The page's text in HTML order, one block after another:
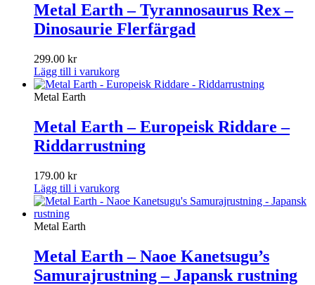
Metal Earth – Tyrannosaurus Rex –
Dinosaurie Flerfärgad
299.00 kr
Lägg till i varukorg
Metal Earth
Metal Earth – Europeisk Riddare –
Riddarrustning
179.00 kr
Lägg till i varukorg
Metal Earth
Metal Earth – Naoe Kanetsugu’s
Samurajrustning – Japansk rustning